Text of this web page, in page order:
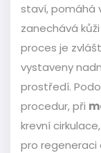
staví, pomáhá
zanechává
proces je
vystaveny
prostředí.
procedur, při
krevní
pro regeneraci